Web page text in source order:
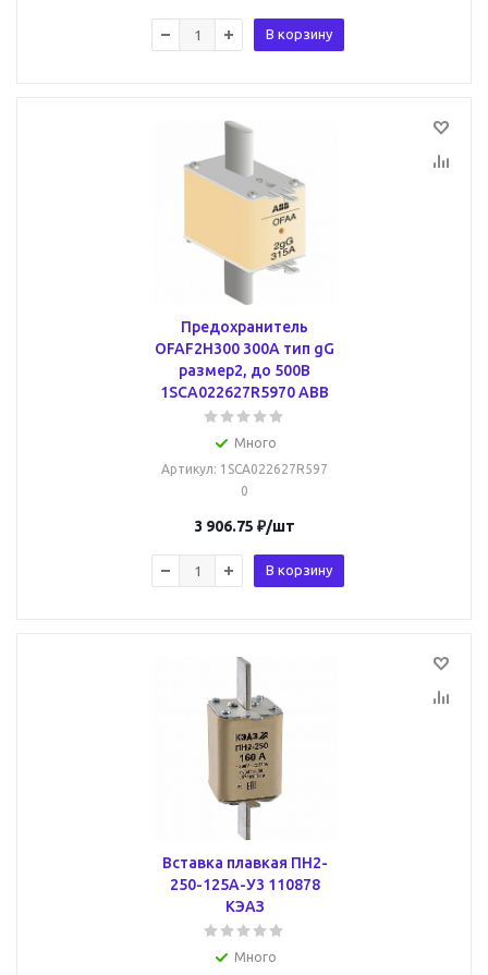
В корзину
Предохранитель
OFAF2H300 300A тип gG
размер2, до 500В
1SCA022627R5970 ABB
Много
Артикул: 1SCA022627R597
0
3 906.75 ₽/шт
В корзину
Вставка плавкая ПН2-
250-125А-У3 110878
КЭАЗ
Много